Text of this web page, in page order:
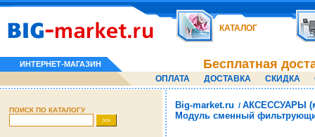
КАТАЛОГ
ИНТЕРНЕТ-МАГАЗИН Бесплатная
ОПЛАТА ДОСТАВКА СКИДКА
ПОИСК ПО КАТАЛОГУ Big-market.ru / АКСЕССУАРЫ
Модуль сменный